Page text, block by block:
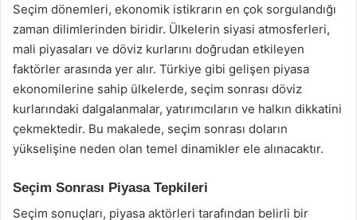
Seçim dönemleri, ekonomik istikrarın en çok sorgulandığı
zaman dilimlerinden biridir. Ülkelerin siyasi atmosferleri,
mali piyasaları ve döviz kurlarını doğrudan etkileyen
faktörler arasında yer alır. Türkiye gibi gelişen piyasa
ekonomilerine sahip ülkelerde, seçim sonrası döviz
kurlarındaki dalgalanmalar, yatırımcıların ve halkın dikkatini
çekmektedir. Bu makalede, seçim sonrası doların
yükselişine neden olan temel dinamikler ele alınacaktır.
Seçim Sonrası Piyasa Tepkileri
Seçim sonuçları, piyasa aktörleri tarafından belirli bir